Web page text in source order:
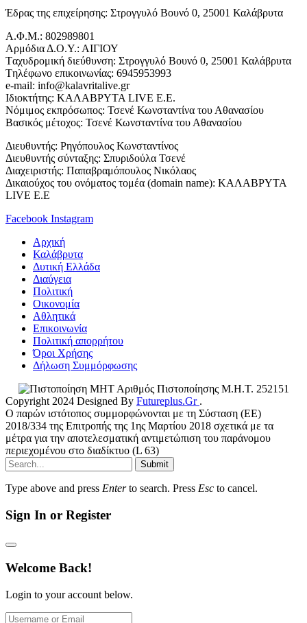
Έδρας της επιχείρησης: Στρογγυλό Βουνό 0, 25001 Καλάβρυτα
Α.Φ.Μ.: 802989801
Αρμόδια Δ.Ο.Υ.: ΑΙΓΙΟΥ
Tαχυδρομική διεύθυνση: Στρογγυλό Βουνό 0, 25001 Καλάβρυτα
Tηλέφωνο επικοινωνίας: 6945953993
e-mail: info@kalavritalive.gr
Iδιοκτήτης: ΚΑΛΑΒΡΥΤΑ LIVE E.E.
Νόμιμος εκπρόσωπος: Τσενέ Κωνσταντίνα του Αθανασίου
Βασικός μέτοχος: Τσενέ Κωνσταντίνα του Αθανασίου
Διευθυντής: Ρηγόπουλος Κωνσταντίνος
Διευθυντής σύνταξης: Σπυριδούλα Τσενέ
Διαχειριστής: Παπαβραμόπουλος Νικόλαος
Δικαιούχος του ονόματος τομέα (domain name): ΚΑΛΑΒΡΥΤΑ
LIVE E.E
Facebook Instagram
Αρχική
Καλάβρυτα
Δυτική Ελλάδα
Διαύγεια
Πολιτική
Οικονομία
Αθλητικά
Επικοινωνία
Πολιτική απορρήτου
Όροι Χρήσης
Δήλωση Συμμόρφωσης
Αριθμός Πιστοποίησης Μ.Η.Τ. 252151
Copyright 2024 Designed By Futureplus.Gr .
Ο παρών ιστότοπος συμμορφώνονται με τη Σύσταση (ΕΕ)
2018/334 της Επιτροπής της 1ης Μαρτίου 2018 σχετικά με τα
μέτρα για την αποτελεσματική αντιμετώπιση του παράνομου
περιεχομένου στο διαδίκτυο (L 63)
Submit
Type above and press Enterto search. Press Esc to cancel.
Sign In or Register
Welcome Back!
Login to your account below.